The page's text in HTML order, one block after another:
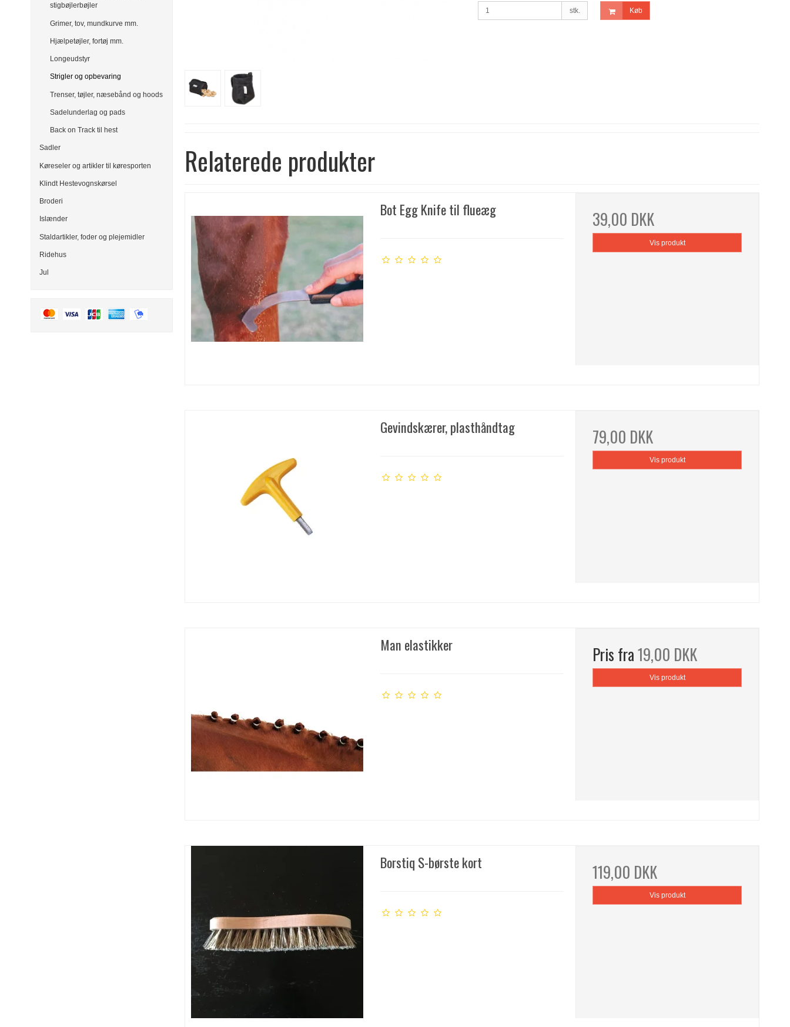
stigbøjlerbøjler
Grimer, tov, mundkurve mm.
Hjælpetøjler, fortøj mm.
Longeudstyr
Strigler og opbevaring
Trenser, tøjler, næsebånd og hoods
Sadelunderlag og pads
Back on Track til hest
Sadler
Køreseler og artikler til køresporten
Klindt Hestevognskørsel
Broderi
Islænder
Staldartikler, foder og plejemidler
Ridehus
Jul
stk. Køb
Relaterede produkter
Bot Egg Knife til flueæg 39,00 DKK
Vis produkt
Gevindskærer, plasthåndtag 79,00 DKK
Vis produkt
Man elastikker Pris fra19,00 DKK
Vis produkt
Borstiq S-børste kort 119,00 DKK
Vis produkt